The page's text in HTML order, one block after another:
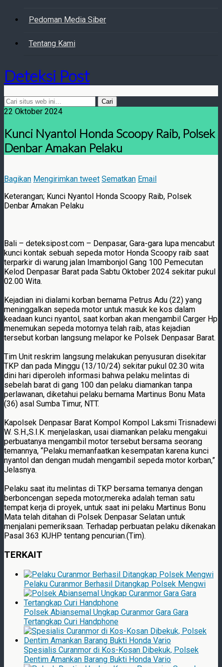
Pedoman Media Siber
Tentang Kami
Deteksi Post
22 Oktober 2024
Kunci Nyantol Honda Scoopy Raib, Polsek
Denbar Amakan Pelaku
Bagikan Mengirimkan tweet Sematkan Email
Keterangan; Kunci Nyantol Honda Scoopy Raib, Polsek
Denbar Amakan Pelaku
Bali – deteksipost.com – Denpasar, Gara-gara lupa mencabut
kunci kontak sebuah sepeda motor Honda Scoopy raib saat
terparkir di warung jalan Imambonjol Gang 100 Pemecutan
Kelod Denpasar Barat pada Sabtu Oktober 2024 sekitar pukul
02.00 Wita.
Kejadian ini dialami korban bernama Petrus Adu (22) yang
meninggalkan sepeda motor untuk masuk ke kos dalam
keadaan kunci nyantol, saat korban akan mengambil Carger Hp
menemukan sepeda motornya telah raib, atas kejadian
tersebut korban langsung melapor ke Polsek Denpasar Barat.
Tim Unit reskrim langsung melakukan penyusuran disekitar
TKP dan pada Minggu (13/10/24) sekitar pukul 02.30 wita
dini hari diperoleh informasi bahwa pelaku melintas di
sebelah barat di gang 100 dan pelaku diamankan tanpa
perlawanan, diketahui pelaku bernama Martinus Bonu Mata
(36) asal Sumba Timur, NTT.
Kapolsek Denpasar Barat Kompol Kompol Laksmi Trisnadewi
W. S.H.,S.I.K. menjelaskan, usai diamankan pelaku mengakui
perbuatanya mengambil motor tersebut bersama seorang
temannya, “Pelaku memanfaatkan kesempatan karena kunci
nyantol dan dengan mudah mengambil sepeda motor korban,”
Jelasnya.
Pelaku saat itu melintas di TKP bersama temanya dengan
berboncengan sepeda motor,mereka adalah teman satu
tempat kerja di proyek, untuk saat ini pelaku Martinus Bonu
Mata telah ditahan di Polsek Denpasar Selatan untuk
menjalani pemeriksaan. Terhadap perbuatan pelaku dikenakan
Pasal 363 KUHP tentang pencurian.(Tim).
TERKAIT
Pelaku Curanmor Berhasil Ditangkap Polsek Mengwi
Polsek Abiansemal Ungkap Curanmor Gara Gara
Tertangkap Curi Handphone
Spesialis Curanmor di Kos-Kosan Dibekuk, Polsek
Dentim Amankan Barang Bukti Honda Vario